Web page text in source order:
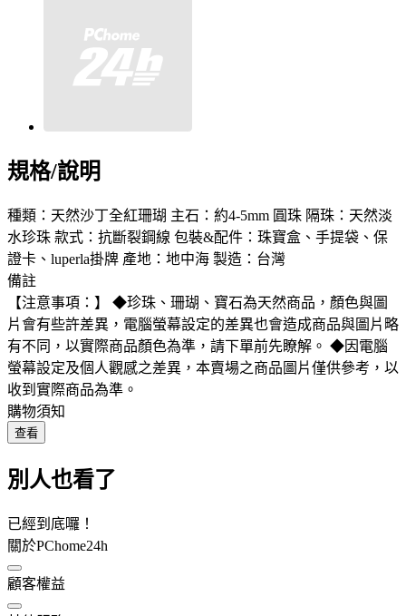
規格/說明
種類：天然沙丁全紅珊瑚 主石：約4-5mm 圓珠 隔珠：天然淡
水珍珠 款式：抗斷裂鋼線 包裝&配件：珠寶盒、手提袋、保
證卡、luperla掛牌 產地：地中海 製造：台灣
備註
【注意事項：】 ◆珍珠、珊瑚、寶石為天然商品，顏色與圖
片會有些許差異，電腦螢幕設定的差異也會造成商品與圖片略
有不同，以實際商品顏色為準，請下單前先瞭解。 ◆因電腦
螢幕設定及個人觀感之差異，本賣場之商品圖片僅供參考，以
收到實際商品為準。
購物須知
查看
別人也看了
已經到底囉！
關於PChome24h
顧客權益